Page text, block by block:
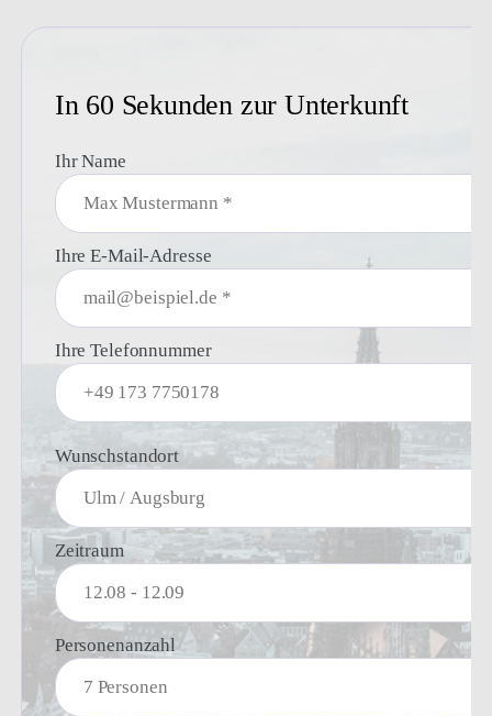
- Voll ausgestattete Einbauküchen inklusive Geschirr und
Besteck
Nahverkehr
- Möblierte Räume: Bett, Schrank, Tisch, Stühle u.v.m.
- Einkaufsmöglichkeiten in direkter Umgebung
- Einmal pro Woche erfolgt eine Grundreinigung aller
Zimmer (zubuchbar).
Auf Wunsch bieten wir zusätzlich: sichere Verwahrung
von Wertsachen, Fahrzeugen oder LKWs.
In 60 Sekunden zur Unterkunft
Ihr Name
Ihre E-Mail-Adresse